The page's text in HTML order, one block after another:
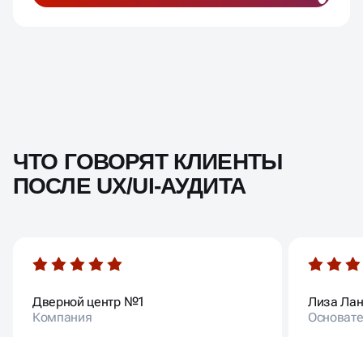
ЧТО ГОВОРЯТ КЛИЕНТЫ
ПОСЛЕ UX/UI-АУДИТА
Дверной центр №1
Компания
Лиза